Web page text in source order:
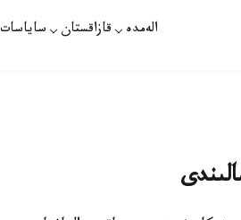
الەمدە قازاقستان ساياسات